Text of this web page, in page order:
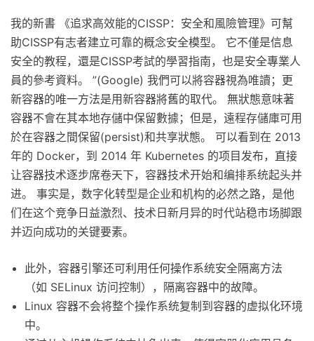
我的新書 《追求高效能的CISSP：安全和風險管理》可幫
助CISSP有志者建立可靠的概念安全模型。 它不僅是信息
安全的教程，還是CISSP考試的學習指南，也是安全專業人
員的參考資料。 ”(Google) 我們可以將容器視為唯讀；更
新容器的唯一方法是用新容器將舊的取代。 無狀態意味著
容器不會在其本地存儲中保留數據；但是，遠程存儲庫可用
於在容器之間保留(persist)和共享狀態。 可以看到在 2013
年的 Docker，到 2014 年 Kubernetes 的项目发布，直接
让容器技术逐步席卷天下，容器技术开始和编排系统起头并
进。 事实是，数字化转型是企业和机构的必然之路，是他
们在这个竞争日益激烈、技术日新月异的时代站稳市场脚跟
并迈向成功的关键要素。
此外，容器引擎还可利用任何操作系统安全隔离方法
（如 SELinux 访问控制），隔离容器中的故障。
Linux 容器不会将整个操作系统复制到容器的虚拟化环境
中。